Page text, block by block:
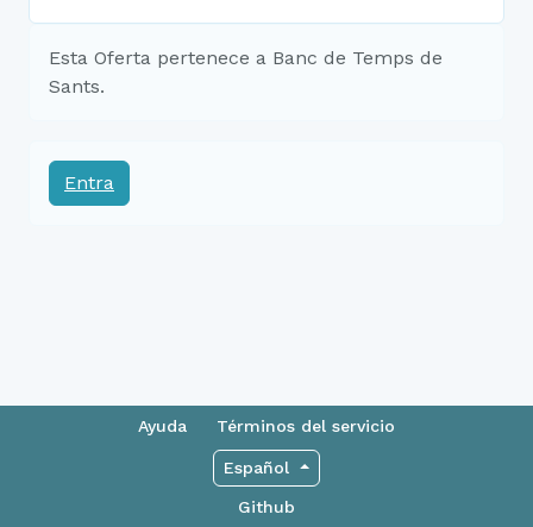
Esta Oferta pertenece a Banc de Temps de
Sants.
Entra
Ayuda Términos del servicio
Español
Github